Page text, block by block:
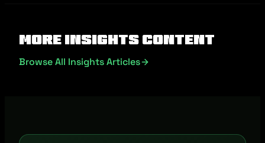
More Insights Content
Browse All Insights Articles